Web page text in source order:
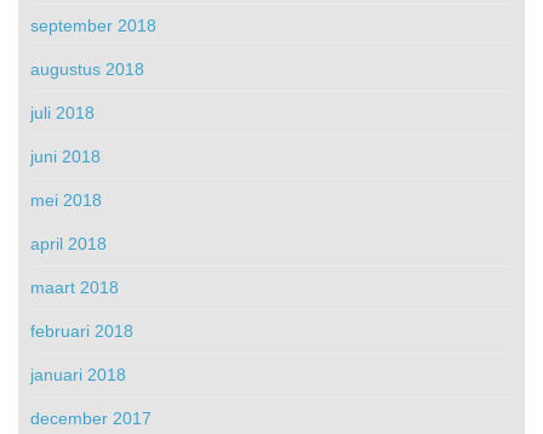
september 2018
augustus 2018
juli 2018
juni 2018
mei 2018
april 2018
maart 2018
februari 2018
januari 2018
december 2017